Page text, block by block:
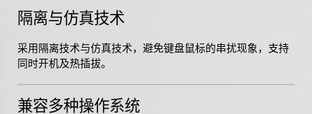
隔离与仿真技术
采用隔离技术与仿真技术，避免键盘鼠标的串扰现象，支持
同时开机及热插拔。
兼容多种操作系统